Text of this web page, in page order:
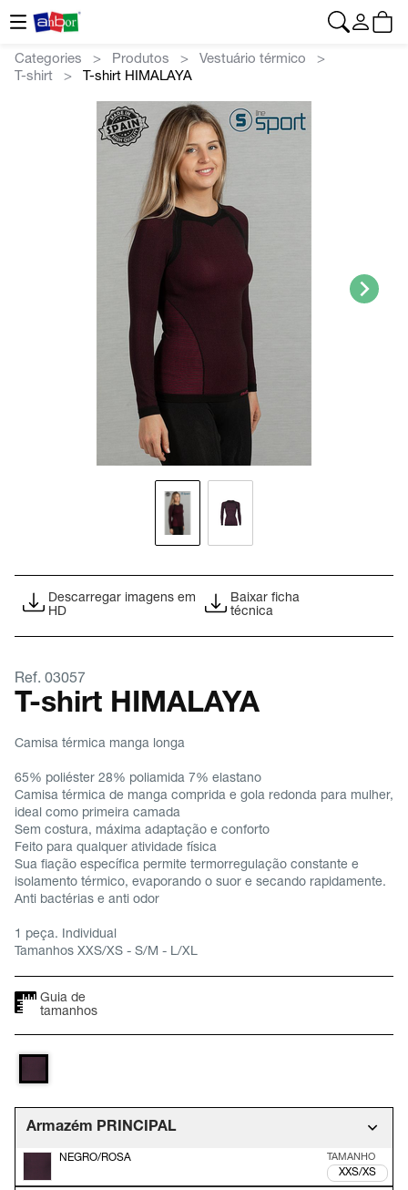
Categories Produtos
Vestuário térmico
T-shirt
T-shirt HIMALAYA
>
Descarregar imagens em
HD
Baixar ficha
técnica
Ref. 03057
T-shirt HIMALAYA
Camisa térmica manga longa
65% poliéster 28% poliamida 7% elastano
Camisa térmica de manga comprida e gola redonda para mulher,
ideal como primeira camada
Sem costura, máxima adaptação e conforto
Feito para qualquer atividade física
Sua fiação específica permite termorregulação constante e
isolamento térmico, evaporando o suor e secando rapidamente.
Anti bactérias e anti odor
1 peça. Individual
Tamanhos XXS/XS - S/M - L/XL
Guia de
tamanhos
Armazém PRINCIPAL
NEGRO/ROSA
XXS/XS